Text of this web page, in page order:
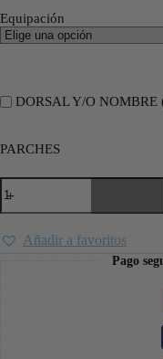
Equipación
DORSAL Y/O NOMBRE
PARCHES
Añadir a favoritos
Pago